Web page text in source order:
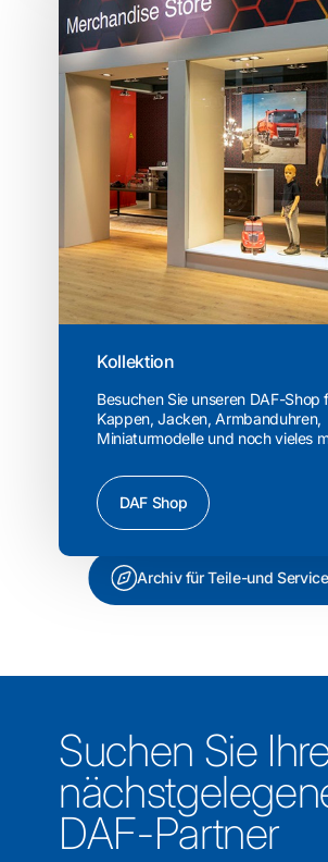
Kollektion
Besuchen Sie unseren DAF-Shop
Kappen, Jacken, Armbanduhren,
Miniaturmodelle und noch vieles
DAF Shop
Archiv für Teile-und
Suchen Sie
DAF-Partner